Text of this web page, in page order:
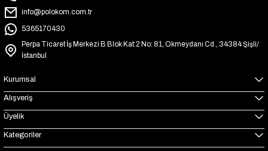
info@polokom.com.tr
5365170430
Perpa Ticaret İş Merkezi B Blok Kat:2 No: 81, Okmeydanı Cd., 34384 Şişli/
İstanbul
Kurumsal
Alışveriş
Üyelik
Kategoriler